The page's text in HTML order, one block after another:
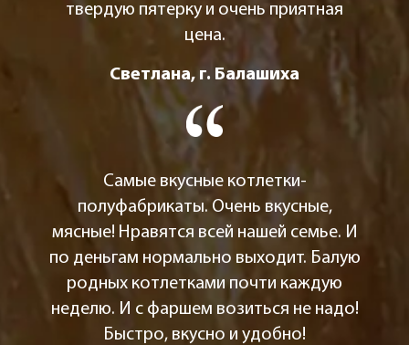
твердую пятерку и очень приятная
цена.
Светлана, г. Балашиха
Самые вкусные котлетки-
полуфабрикаты. Очень вкусные,
мясные! Нравятся всей нашей семье. И
по деньгам нормально выходит. Балую
родных котлетками почти каждую
неделю. И с фаршем возиться не надо!
Быстро, вкусно и удобно!